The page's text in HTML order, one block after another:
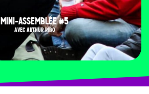
MINI-ASSEMBLÉE #5
AVEC ARTHUR RIBO